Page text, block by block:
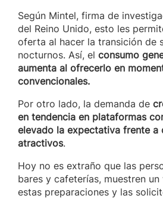
Según Mintel, firma de
del Reino Unido, esto les
oferta al hacer la transición de
nocturnos. Así, el consumo
aumenta al ofrecerlo en
convencionales.
Por otro lado, la demanda de
en tendencia en plataformas
elevado la expectativa frente a
atractivos.
Hoy no es extraño que las
bares y cafeterías, muestren
estas preparaciones y las